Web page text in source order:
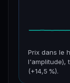
Prix dans le
l'amplitude),
(+14,5 %).